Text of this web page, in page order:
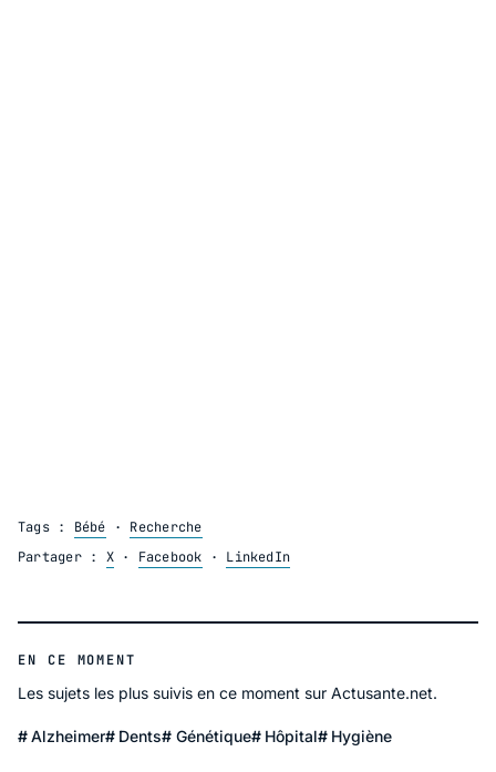
Tags : Bébé · Recherche
Partager : X· Facebook · LinkedIn
EN CE MOMENT
Les sujets les plus suivis en ce moment sur Actusante.net.
Alzheimer Dents Génétique Hôpital Hygiène